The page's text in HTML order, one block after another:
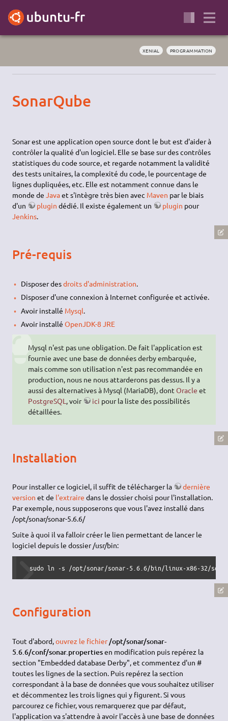
XENIAL PROGRAMMATION
SonarQube
Sonar est une application open source dont le but est d'aider à
contrôler la qualité d'un logiciel. Elle se base sur des contrôles
statistiques du code source, et regarde notamment la validité
des tests unitaires, la complexité du code, le pourcentage de
lignes dupliquées, etc. Elle est notamment connue dans le
monde deJavaet s'intègre très bien avec Maven par le biais
d'un
plugin dédié. Il existe également un plugin pour
Jenkins.
Pré-requis
Disposer desdroits d'administration.
Disposer d'une connexion à Internet configurée et activée.
Avoir installé Mysql.
Avoir installé OpenJDK-8 JRE
Mysql n'est pas une obligation. De fait l'application est
fournie avec une base de données derby embarquée,
mais comme son utilisation n'est pas recommandée en
production, nous ne nous attarderons pas dessus. Il y a
aussi des alternatives à Mysql (MariaDB), dont Oracle et
PostgreSQL , voir ici pour la liste des possibilités
détaillées.
Installation
Pour installer ce logiciel, il suffit de télécharger la
dernière
version et de l'extraire dans le dossier choisi pour l'installation.
Par exemple, nous supposerons que vous l'avez installé dans
/opt/sonar/sonar-5.6.6/
Suite à quoi il va falloir créer le lien permettant de lancer le
logiciel depuis le dossier /usr/bin:
sudo ln -s /opt/sonar/sonar-5.6.6/bin/linux-x86-32/
Configuration
Tout d'abord,ouvrez le fichier/opt/sonar/sonar-
5.6.6/conf/sonar.propertiesen modification puis repérez la
section "Embedded database Derby", et commentez d'un #
toutes les lignes de la section. Puis repérez la section
correspondant à la base de données que vous souhaitez utiliser
et décommentez les trois lignes qui y figurent. Si vous
parcourez ce fichier, vous remarquerez que par défaut,
l'application va s'attendre à avoir l'accès à une base de données